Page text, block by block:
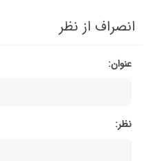
انصراف از نظر
عنوان:
نظر: